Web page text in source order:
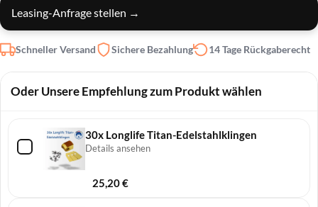
Leasing-Anfrage stellen →
Schneller Versand Sichere Bezahlung 14 Tage Rückgaberecht
Oder Unsere Empfehlung zum Produkt wählen
30x Longlife Titan-Edelstahlklingen
Details ansehen
25,20€